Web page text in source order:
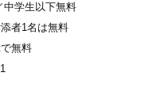
中学生以下無料
者1名は無料
無料